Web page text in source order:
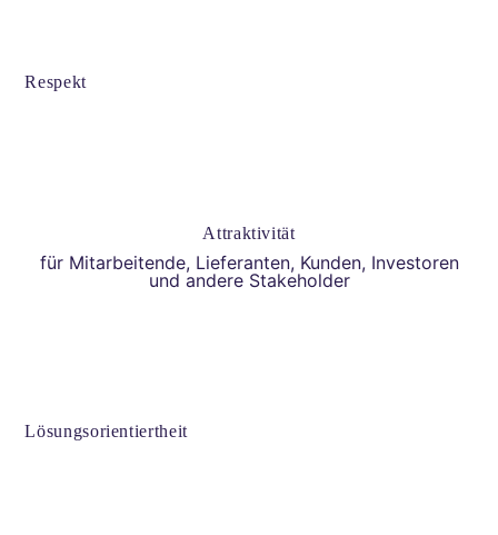
Respekt
Attraktivität
für Mitarbeitende, Lieferanten, Kunden, Investoren
und andere Stakeholder
Lösungsorientiertheit